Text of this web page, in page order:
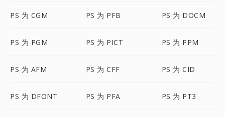
PS 为 CGM PS 为 PFB PS 为 DOCM
PS 为 PGM PS 为 PICT PS 为 PPM
PS 为 AFM PS 为 CFF PS 为 CID
PS 为 DFONT PS 为 PFA PS 为 PT3